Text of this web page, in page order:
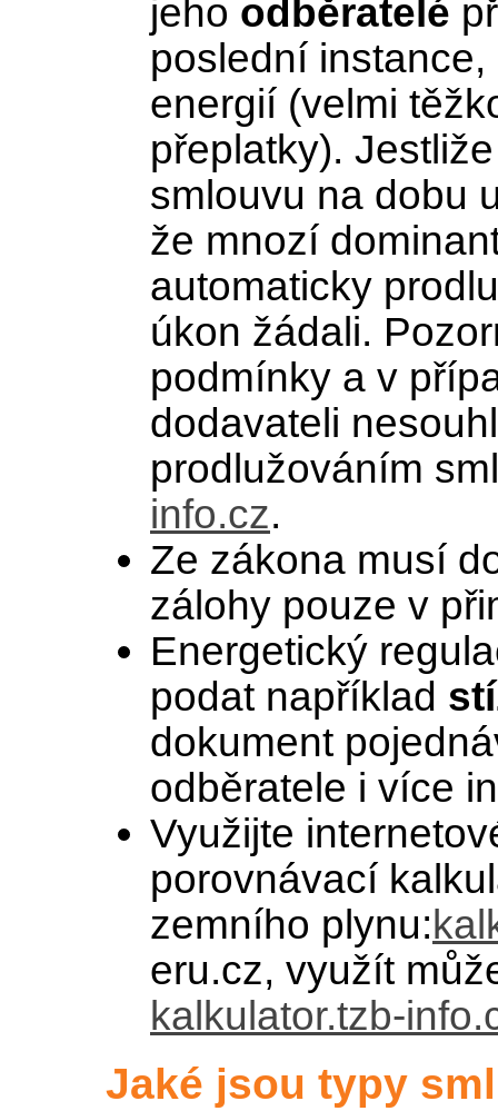
jeho odběratelé
poslední
energií (velmi
přeplatky).
smlouvu na dobu
že mnozí
automaticky
úkon žádali.
podmínky a v
dodavateli
prodlužováním
info.cz.
Ze zákona musí
zálohy pouze v
Energetický
podat například
dokument
odběratele i více
Využijte
porovnávací
zemního plynu:
eru.cz, využít
kalkulator.tzb-
Jaké jsou typy